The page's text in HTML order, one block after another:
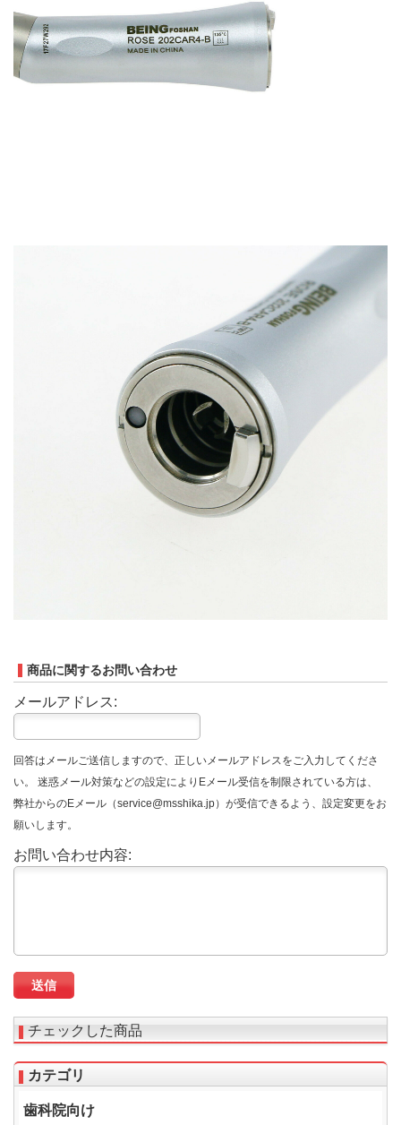
商品に関するお問い合わせ
メールアドレス:
回答はメールご送信しますので、正しいメールアドレスをご入力してくださ
い。 迷惑メール対策などの設定によりEメール受信を制限されている方は、
弊社からのEメール（service@msshika.jp）が受信できるよう、設定変更をお
願いします。
お問い合わせ内容:
チェックした商品
カテゴリ
歯科院向け